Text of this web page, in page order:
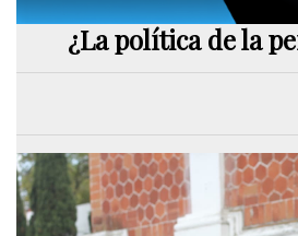
¿La política de la